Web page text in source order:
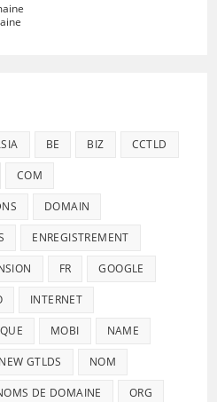
BE BIZ CCTLD
COM
DOMAIN
ENREGISTREMENT
FR GOOGLE
INTERNET
MOBI NAME
NEW GTLDS NOM
DE DOMAINE ORG